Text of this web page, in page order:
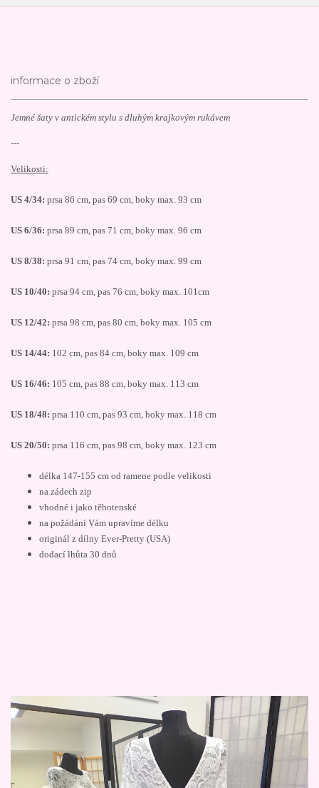
informace o zboží
Jemné šaty v antickém stylu s dluhým krajkovým rukávem
---
Velikosti:
US 4/34: prsa 86 cm, pas 69 cm, boky max. 93 cm
US 6/36: prsa 89 cm, pas 71 cm, boky max. 96 cm
US 8/38: prsa 91 cm, pas 74 cm, boky max. 99 cm
US 10/40: prsa 94 cm, pas 76 cm, boky max. 101cm
US 12/42: prsa 98 cm, pas 80 cm, boky max. 105 cm
US 14/44: 102 cm, pas 84 cm, boky max. 109 cm
US 16/46: 105 cm, pas 88 cm, boky max. 113 cm
US 18/48: prsa 110 cm, pas 93 cm, boky max. 118 cm
US 20/50: prsa 116 cm, pas 98 cm, boky max. 123 cm
délka 147-155 cm od ramene podle velikosti
na zádech zip
vhodné i jako těhotenské
na požádání Vám upravíme délku
originál z dílny Ever-Pretty (USA)
dodací lhůta 30 dnů